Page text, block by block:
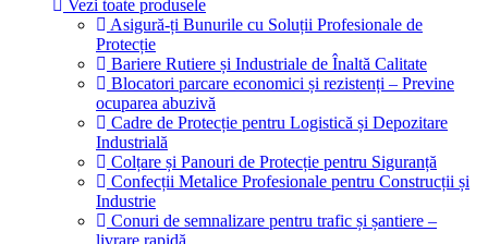
Vezi toate produsele
Asigură-ți Bunurile cu Soluții Profesionale de
Protecție
Bariere Rutiere și Industriale de Înaltă Calitate
Blocatori parcare economici și rezistenți – Previne
ocuparea abuzivă
Cadre de Protecție pentru Logistică și Depozitare
Industrială
Colțare și Panouri de Protecție pentru Siguranță
Confecții Metalice Profesionale pentru Construcții și
Industrie
Conuri de semnalizare pentru trafic și șantiere –
livrare rapidă